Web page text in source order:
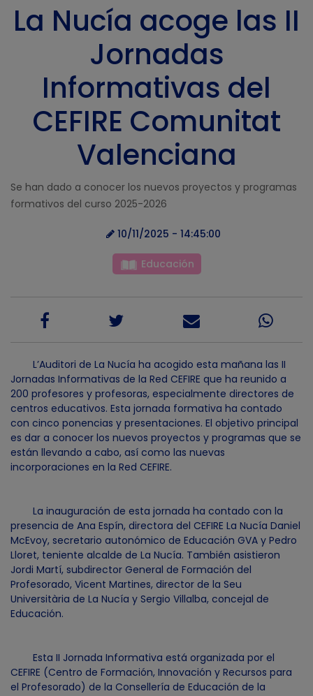
La Nucía acoge las II
Jornadas
Informativas del
CEFIRE Comunitat
Valenciana
Se han dado a conocer los nuevos proyectos y programas
formativos del curso 2025-2026
10/11/2025 - 14:45:00
Educación
L’Auditori de La Nucía ha acogido esta mañana las II
Jornadas Informativas de la Red CEFIRE que ha reunido a
200 profesores y profesoras, especialmente directores de
centros educativos. Esta jornada formativa ha contado
con cinco ponencias y presentaciones. El objetivo principal
es dar a conocer los nuevos proyectos y programas que se
están llevando a cabo, así como las nuevas
incorporaciones en la Red CEFIRE.
La inauguración de esta jornada ha contado con la
presencia de Ana Espín, directora del CEFIRE La Nucía Daniel
McEvoy, secretario autonómico de Educación GVA y Pedro
Lloret, teniente alcalde de La Nucía. También asistieron
Jordi Martí, subdirector General de Formación del
Profesorado, Vicent Martines, director de la Seu
Universitària de La Nucía y Sergio Villalba, concejal de
Educación.
Esta II Jornada Informativa está organizada por el
CEFIRE (Centro de Formación, Innovación y Recursos para
el Profesorado) de la Consellería de Educación de la